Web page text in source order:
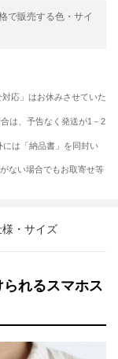
で販売する色・サイ
応」はお休みさせていた
は、予告なく発送が1－2
は「納品書」を同封い
ない場合でもお取寄せ等
様・サイズ
れるスマホス